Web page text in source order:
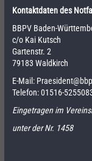
Kontaktdaten des
BBPV Baden-
c/o Kai Kutsch
Gartenstr. 2
79183 Waldkirch
E-Mail:
Telefon:01516-
Eingetragen im
unter der Nr. 1458